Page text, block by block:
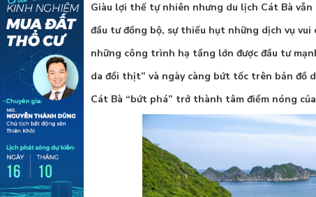
Giàu lợi thế tự nhiên nhưng du lịch Cát Bà
đầu tư đồng bộ, sự thiếu hụt những dịch vụ
những công trình hạ tầng lớn được đầu tư
da đổi thịt” và ngày càng bứt tốc trên bản đồ
Cát Bà “bứt phá” trở thành tâm điểm nóng